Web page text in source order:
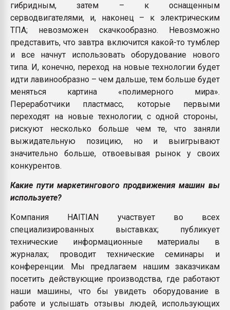
гибридным, затем – к оснащенным
серводвигателями, и, наконец – к электрическим
ТПА; невозможен скачкообразно. Невозможно
представить, что завтра включится какой-то тумблер
и все начнут использовать оборудование нового
типа. И, конечно, переход на новые технологии будет
идти лавинообразно – чем дальше, тем больше будет
меняться картина «полимерного мира».
Переработчики пластмасс, которые первыми
переходят на новые технологии, с одной стороны,
рискуют несколько больше чем те, что заняли
выжидательную позицию, но и выигрывают
значительно больше, отвоевывая рынок у своих
конкурентов.
Какие пути маркетингового продвижения машин вы
используете?
Компания HAITIAN участвует во всех
специализированных выставках; публикует
технические информационные материалы в
журналах; проводит технические семинары и
конференции. Мы предлагаем нашим заказчикам
посетить действующие производства, где работают
наши машины, что бы увидеть оборудование в
работе и услышать отзывы людей, использующих